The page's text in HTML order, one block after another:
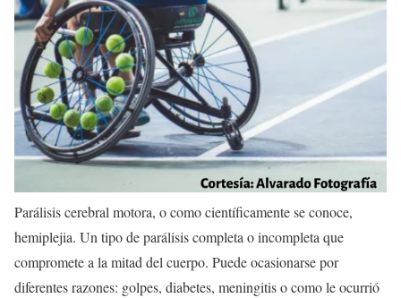
Parálisis cerebral motora, o como científicamente se conoce,
hemiplejia. Un tipo de parálisis completa o incompleta que
compromete a la mitad del cuerpo. Puede ocasionarse por
diferentes razones: golpes, diabetes, meningitis o como le ocurrió